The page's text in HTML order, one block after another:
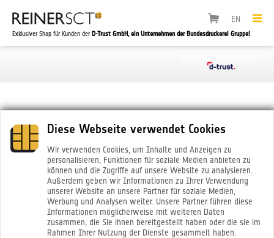
Diese Webseite verwendet Cookies
Wir verwenden Cookies, um Inhalte und Anzeigen zu
personalisieren, Funktionen für soziale Medien anbieten zu
können und die Zugriffe auf unsere Website zu analysieren.
Außerdem geben wir Informationen zu Ihrer Verwendung
unserer Website an unsere Partner für soziale Medien,
Werbung und Analysen weiter. Unsere Partner führen diese
Informationen möglicherweise mit weiteren Daten
zusammen, die Sie ihnen bereitgestellt haben oder die sie im
Rahmen Ihrer Nutzung der Dienste gesammelt haben.
EN
Exklusiver Shop für Kunden der D-Trust GmbH, ein Unternehmen der Bundesdruckerei Gruppe!